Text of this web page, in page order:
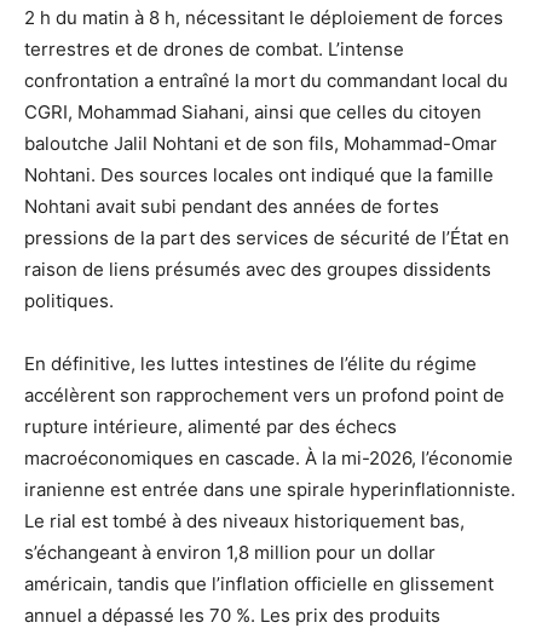
2 h du matin à 8 h, nécessitant le déploiement de forces
terrestres et de drones de combat. L’intense
confrontation a entraîné la mort du commandant local du
CGRI, Mohammad Siahani, ainsi que celles du citoyen
baloutche Jalil Nohtani et de son fils, Mohammad-Omar
Nohtani. Des sources locales ont indiqué que la famille
Nohtani avait subi pendant des années de fortes
pressions de la part des services de sécurité de l’État en
raison de liens présumés avec des groupes dissidents
politiques.
En définitive, les luttes intestines de l’élite du régime
accélèrent son rapprochement vers un profond point de
rupture intérieure, alimenté par des échecs
macroéconomiques en cascade. À la mi-2026, l’économie
iranienne est entrée dans une spirale hyperinflationniste.
Le rial est tombé à des niveaux historiquement bas,
s’échangeant à environ 1,8 million pour un dollar
américain, tandis que l’inflation officielle en glissement
annuel a dépassé les 70 %. Les prix des produits